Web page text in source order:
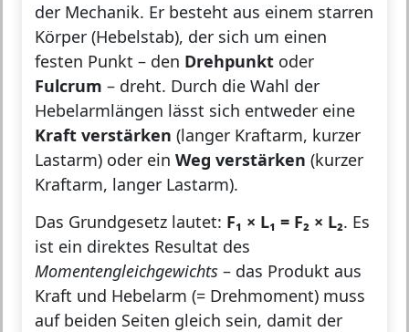
der Mechanik. Er besteht aus einem starren
Körper (Hebelstab), der sich um einen
festen Punkt – den Drehpunkt oder
Fulcrum – dreht. Durch die Wahl der
Hebelarmlängen lässt sich entweder eine
Kraft verstärken (langer Kraftarm, kurzer
Lastarm) oder ein Weg verstärken (kurzer
Kraftarm, langer Lastarm).
Das Grundgesetz lautet: F₁ × L₁ = F₂ × L₂. Es
ist ein direktes Resultat des
Momentengleichgewichts – das Produkt aus
Kraft und Hebelarm (= Drehmoment) muss
auf beiden Seiten gleich sein, damit der